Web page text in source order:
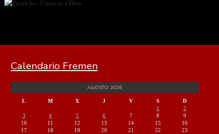
Calendario Fremen
AGOSTO 2026
L M X J V S
D
1
2
3
4 5 6 7 8
9
10
11 12 13 14 15
16
17
18 19 20 21 22
23